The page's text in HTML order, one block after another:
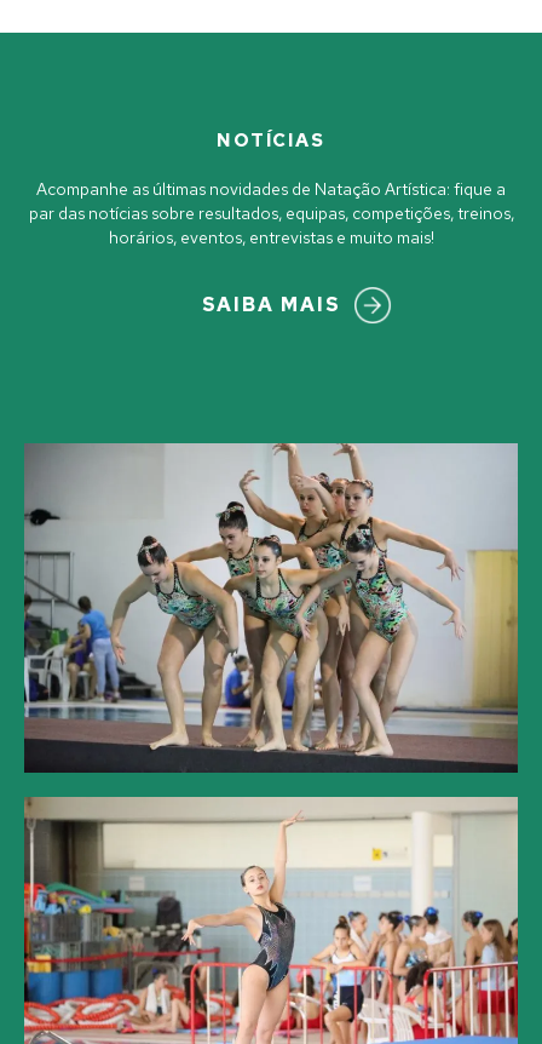
NOTÍCIAS
Acompanhe as últimas novidades de Natação Artística: fique a
par das notícias sobre resultados, equipas, competições, treinos,
horários, eventos, entrevistas e muito mais!
SAIBA MAIS